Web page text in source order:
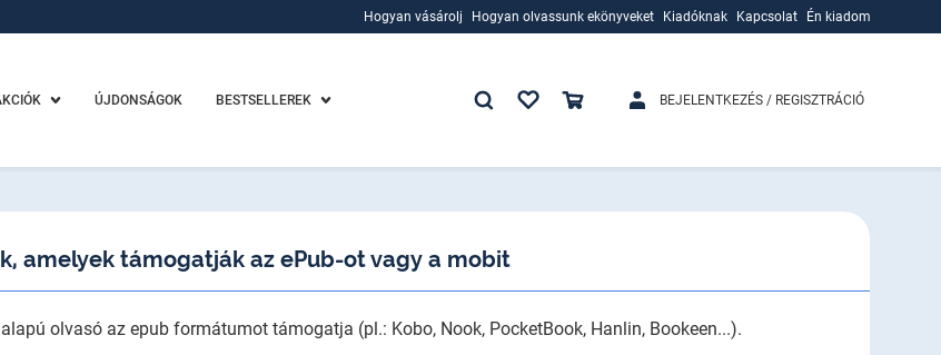
Hogyan vásárolj
Hogyan olvassunk ekönyveket
Kiadóknak
Kapcsolat Én kiadom
ÚJDONSÁGOK BESTSELLEREK BEJELENTKEZÉS / REGISZTRÁCIÓ
amelyek támogatják az ePub-ot vagy a mobit
olvasó az epub formátumot támogatja (pl.: Kobo, Nook, PocketBook, Hanlin, Bookeen...).